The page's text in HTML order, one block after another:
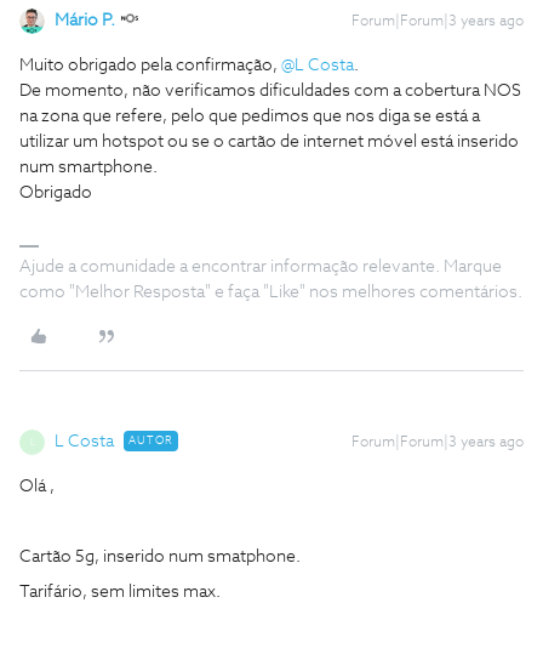
Mário P. Forum|Forum|3 years ago
Muito obrigado pela confirmação, @L Costa.
De momento, não verificamos dificuldades com a cobertura NOS
na zona que refere, pelo que pedimos que nos diga se está a
utilizar um hotspot ou se o cartão de internet móvel está inserido
num smartphone.
Obrigado
Ajude a comunidade a encontrar informação relevante. Marque
como "Melhor Resposta" e faça "Like" nos melhores comentários.
L Costa AUTOR Forum|Forum|3 years ago
Olá ,
Cartão 5g, inserido num smatphone.
Tarifário, sem limites max.